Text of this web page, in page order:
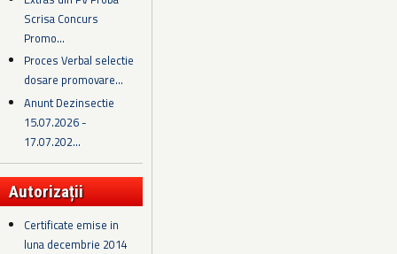
Scrisa Concurs
Promo...
Proces Verbal selectie
dosare promovare...
Anunt Dezinsectie
15.07.2026 -
17.07.202...
Autorizații
Certificate emise in
luna decembrie 2014